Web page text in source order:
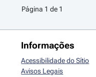
Página 1 de 1
Informações
Acessibilidade do Sítio
Avisos Legais